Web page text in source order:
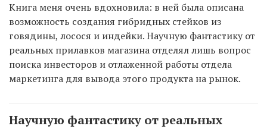
Книга меня очень вдохновила: в ней была описана
возможность создания гибридных стейков из
говядины, лосося и индейки. Научную фантастику от
реальных прилавков магазина отделял лишь вопрос
поиска инвесторов и отлаженной работы отдела
маркетинга для вывода этого продукта на рынок.
Научную фантастику от реальных